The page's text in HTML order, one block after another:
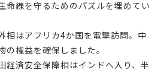
命線を守るためのパズルを埋めてい
相はアフリカ4か国を電撃訪問。中
の権益を確保しました。
経済安全保障相はインドへ入り、半